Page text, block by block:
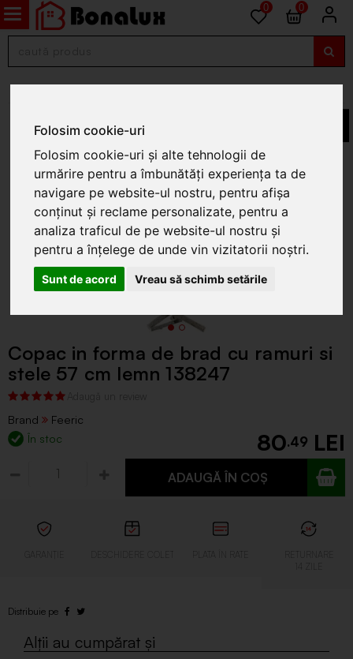
Folosim cookie-uri
Folosim cookie-uri și alte tehnologii de
urmărire pentru a îmbunătăți experiența ta de
navigare pe website-ul nostru, pentru afișa
conținut și reclame personalizate, pentru a
analiza traficul de pe website-ul nostru și
pentru a înțelege de unde vin vizitatorii noștri.
Sunt de acord Vreau să schimb setările
0 0
Decoratiuni pentru Craciun
Copac in forma de brad cu ramuri si
stele 57 cm lemn 138247
Brand
Feeric
În stoc
80.49
ADAUGĂ ÎN COȘ